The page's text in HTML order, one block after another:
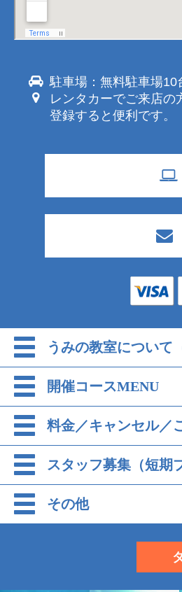
駐車場：無料駐車場10
レンタカーでご来店の
登録すると便利です。
うみの教室について
開催コースMENU
料金／キャンセル／
スタッフ募集（短期
その他